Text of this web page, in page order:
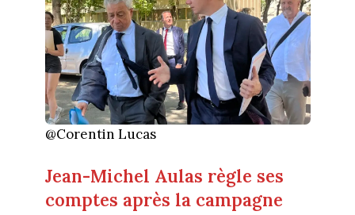
@Corentin Lucas
Jean-Michel Aulas règle ses
comptes après la campagne